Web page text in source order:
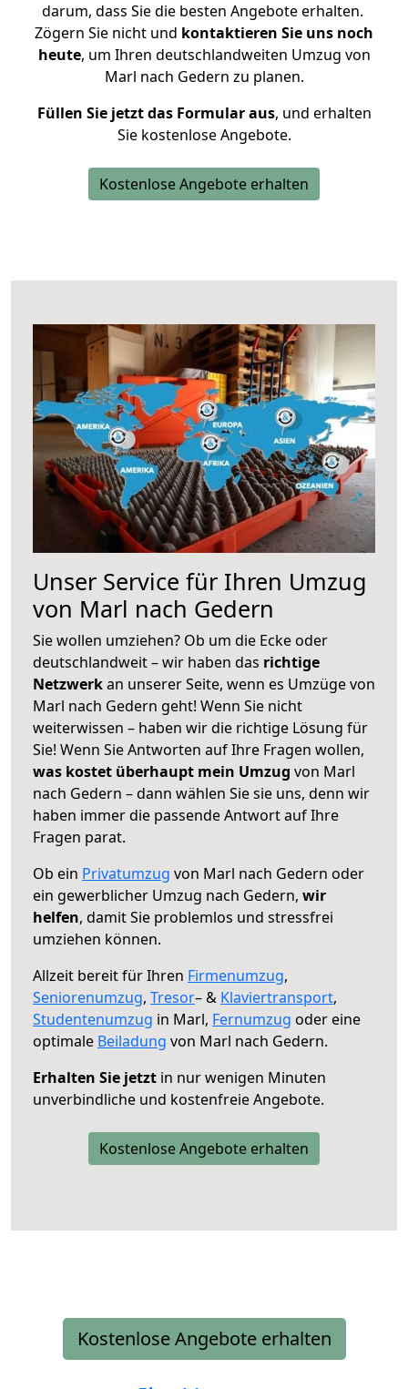
darum, dass Sie die besten Angebote erhalten.
Zögern Sie nicht und kontaktieren Sie uns noch
heute, um Ihren deutschlandweiten Umzug von
Marl nach Gedern zu planen.
Füllen Sie jetzt das Formular aus, und erhalten
Sie kostenlose Angebote.
Kostenlose Angebote erhalten
Unser Service für Ihren Umzug
von Marl nach Gedern
Sie wollen umziehen? Ob um die Ecke oder
deutschlandweit – wir haben das richtige
Netzwerkan unserer Seite, wenn es Umzüge von
Marl nach Gedern geht! Wenn Sie nicht
weiterwissen – haben wir die richtige Lösung für
Sie! Wenn Sie Antworten auf Ihre Fragen wollen,
was kostet überhaupt mein Umzug von Marl
nach Gedern – dann wählen Sie sie uns, denn wir
haben immer die passende Antwort auf Ihre
Fragen parat.
Ob ein Privatumzug von Marl nach Gedern oder
ein gewerblicher Umzug nach Gedern, wir
helfen, damit Sie problemlos und stressfrei
umziehen können.
Allzeit bereit für Ihren Firmenumzug,
Seniorenumzug, Tresor– & Klaviertransport,
Studentenumzug in Marl, Fernumzug oder eine
optimale Beiladung von Marl nach Gedern.
Erhalten Sie jetzt in nur wenigen Minuten
unverbindliche und kostenfreie Angebote.
Kostenlose Angebote erhalten
Kostenlose Angebote erhalten